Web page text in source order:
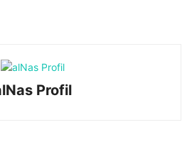
Profil